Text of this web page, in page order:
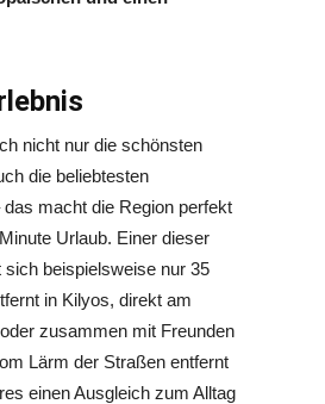
nicht nur die schönsten
die beliebtesten
macht die Region perfekt
Urlaub. Einer dieser
beispielsweise nur 35
in Kilyos, direkt am
zusammen mit Freunden
Lärm der Straßen entfernt
einen Ausgleich zum Alltag